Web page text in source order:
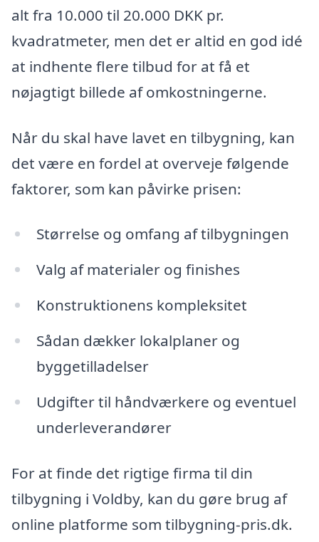
alt fra 10.000 til 20.000 DKK pr.
kvadratmeter, men det er altid en god idé
at indhente flere tilbud for at få et
nøjagtigt billede af omkostningerne.
Når du skal have lavet en tilbygning, kan
det være en fordel at overveje følgende
faktorer, som kan påvirke prisen:
Størrelse og omfang af tilbygningen
Valg af materialer og finishes
Konstruktionens kompleksitet
Sådan dækker lokalplaner og
byggetilladelser
Udgifter til håndværkere og eventuel
underleverandører
For at finde det rigtige firma til din
tilbygning i Voldby, kan du gøre brug af
online platforme som tilbygning-pris.dk.